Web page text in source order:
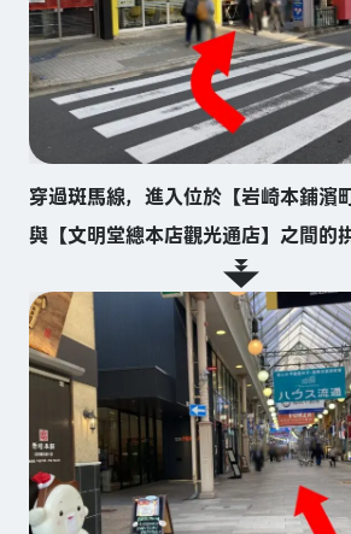
穿過斑馬線，進入位於【岩崎本鋪濱
與【文明堂總本店觀光通店】之間的